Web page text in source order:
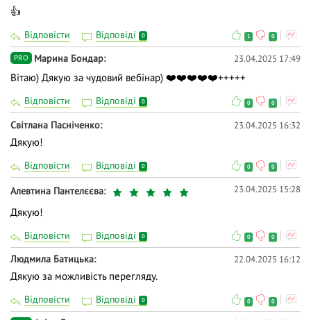
👍
Відповісти Відповіді 0 1 0
PRO Марина Бондар 23.04.2025 17:49
Вітаю) Дякую за чудовий вебінар) ❤️❤️❤️❤️❤️+++++
Відповісти Відповіді 0 0 0
Світлана Пасніченко 23.04.2025 16:32
Дякую!
Відповісти Відповіді 0 0 0
Алевтина Пантелєєва 23.04.2025 15:28
Дякую!
Відповісти Відповіді 0 0 0
Людмила Батицька 22.04.2025 16:12
Дякую за можливість перегляду.
Відповісти Відповіді 0 0 0